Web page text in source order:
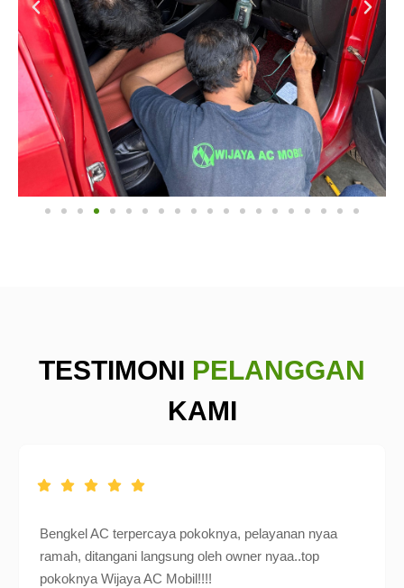
TESTIMONI PELANGGAN
KAMI
Bengkel AC terpercaya pokoknya, pelayanan nyaa
ramah, ditangani langsung oleh owner nyaa..top
pokoknya Wijaya AC Mobil!!!!